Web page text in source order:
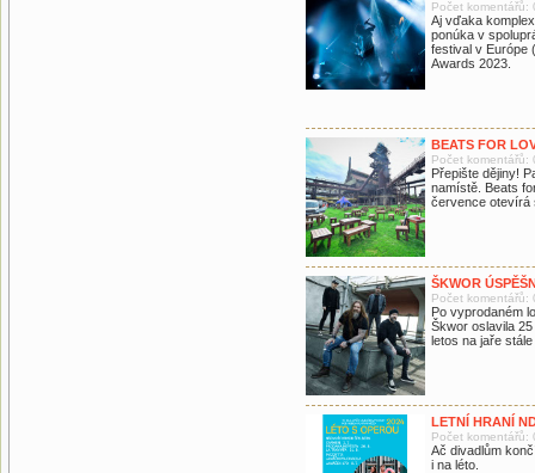
Počet komentářů:
Aj vďaka
ponúka v
festival v Európe
Awards 2023.
BEATS FOR
Počet komentářů:
Přepište dějiny!
namístě. Beats
července otevírá
ŠKWOR
Počet komentářů:
Po vyprodaném
Škwor oslavila
letos na jaře
LETNÍ HRANÍ
Počet komentářů:
Ač divadlům
i na léto.